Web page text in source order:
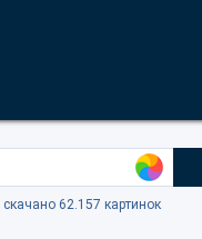
скачано 62.157 картинок